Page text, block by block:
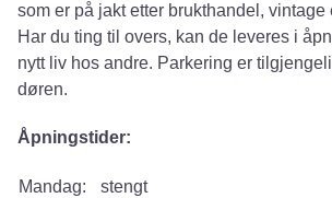
som er på jakt etter brukthandel,
Har du ting til overs, kan de leveres i
nytt liv hos andre. Parkering er
døren.
Åpningstider:
Mandag:
stengt